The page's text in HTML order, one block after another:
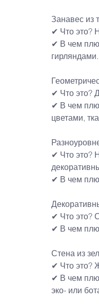
Занавес из
✔ Что это?
✔ В чем
гирляндами.
✔ Что это?
✔ В чем
цветами,
✔ Что это?
✔ В чем
✔ Что это?
✔ В чем
Стена из
✔ Что это?
✔ В чем
эко- или